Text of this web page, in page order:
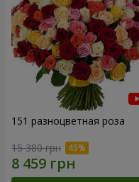
151 разноцветная роза
15 380 грн